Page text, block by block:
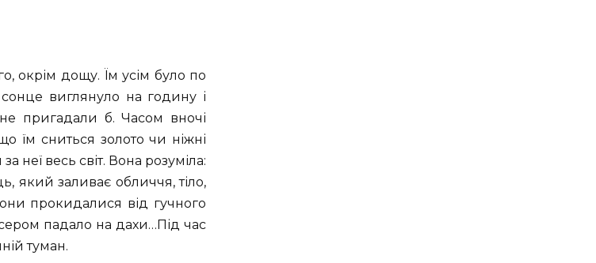
окрім дощу. Їм усім було по
виглянуло на годину і
пригадали б. Часом вночі
їм сниться золото чи ніжні
неї весь світ. Вона розуміла:
який заливає обличчя, тіло,
прокидалися від гучного
падало на дахи…Під час
туман.